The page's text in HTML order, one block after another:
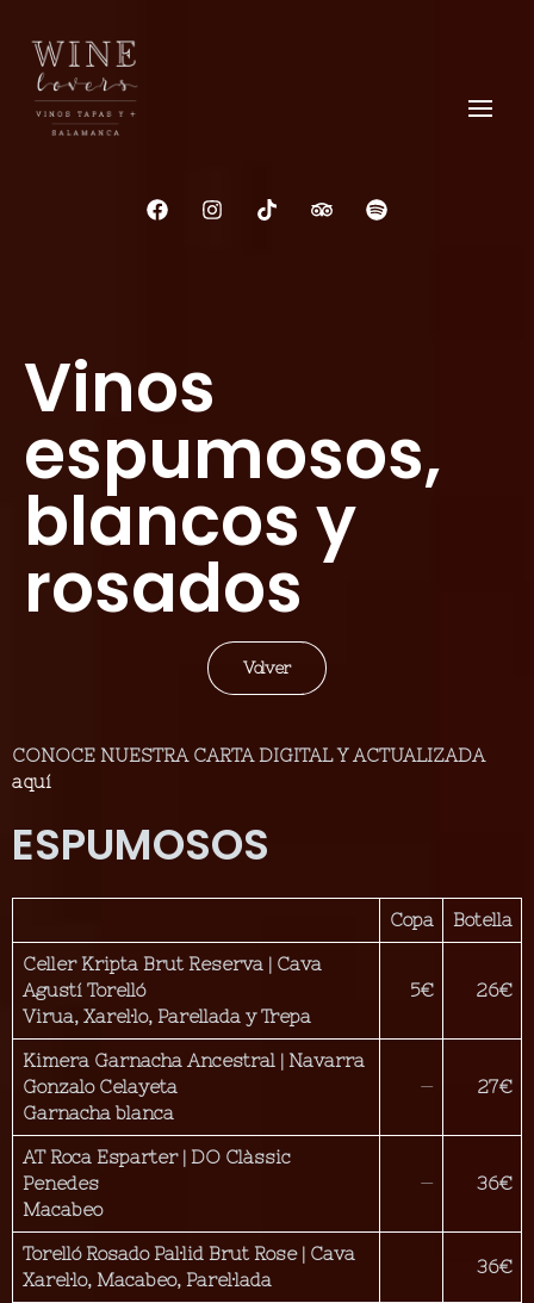
Vinos
espumosos,
blancos y
rosados
Volver
CONOCE NUESTRA CARTA DIGITAL Y ACTUALIZADA
aquí
ESPUMOSOS
Copa Botella
Celler Kripta Brut Reserva | Cava
Agustí Torelló
Virua, Xarel·lo, Parellada y Trepa
5€ 26€
Kimera Garnacha Ancestral | Navarra
Gonzalo Celayeta
Garnacha blanca
— 27€
AT Roca Esparter | DO Clàssic
Penedes
Macabeo
— 36€
Torelló Rosado Pal·lid Brut Rose | Cava
Xarel·lo, Macabeo, Parel·lada
36€